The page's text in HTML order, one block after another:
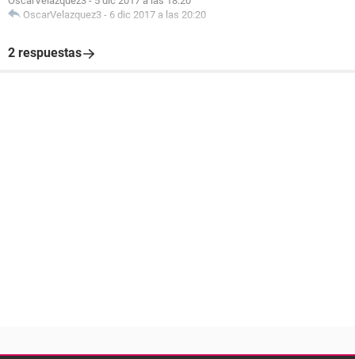
OscarVelazquez3 - 6 dic 2017 a las 20:20
2 respuestas